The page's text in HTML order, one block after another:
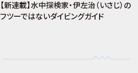
【新連載】水中探検家・伊左治（いさじ）の
フツーではないダイビングガイド